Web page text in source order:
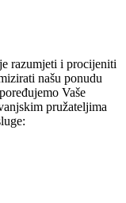
razumjeti i procijeniti
našu ponudu
Vaše
pružateljima